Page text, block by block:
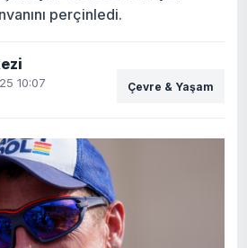
perçinledi.
10:07 Çevre & Yaşam